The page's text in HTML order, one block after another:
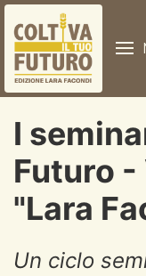
I
Futuro -
"Lara
Un ciclo